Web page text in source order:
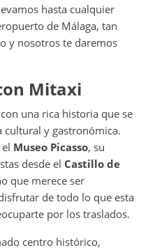
hasta cualquier
de Málaga, tan
y nosotros te daremos
Mitaxi
una rica historia que se
cultural y gastronómica.
Museo Picasso, su
desde el Castillo de
que merece ser
de todo lo que esta
por los traslados.
centro histórico,